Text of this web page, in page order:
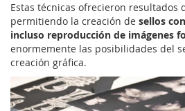
Estas técnicas ofrecieron resultados
permitiendo la creación de sellos
incluso reproducción de imágenes
enormemente las posibilidades del
creación gráfica.